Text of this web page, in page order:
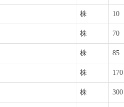
株 10
株 70
株 85
株 170
株 300